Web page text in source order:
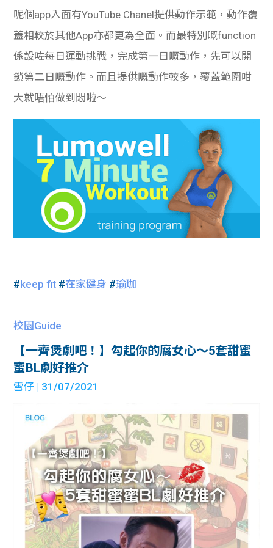
呢個app入面有YouTube Chanel提供動作示範，動作覆
蓋相較於其他App亦都更為全面。而最特別嘅function
係設咗每日運動挑戰，完成第一日嘅動作，先可以開
鎖第二日嘅動作。而且提供嘅動作較多，覆蓋範圍咁
大就唔怕做到悶啦～
#keep fit #在家健身 #瑜珈
校園Guide
【一齊煲劇吧！】勾起你的腐女心～5套甜蜜
蜜BL劇好推介
雪仔 | 31/07/2021